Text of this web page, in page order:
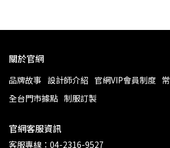
關於官網
品牌故事 設計師介紹 官網VIP會員制度
全台門市據點 制服訂製
官網客服資訊
客服專線：04-2316-9527